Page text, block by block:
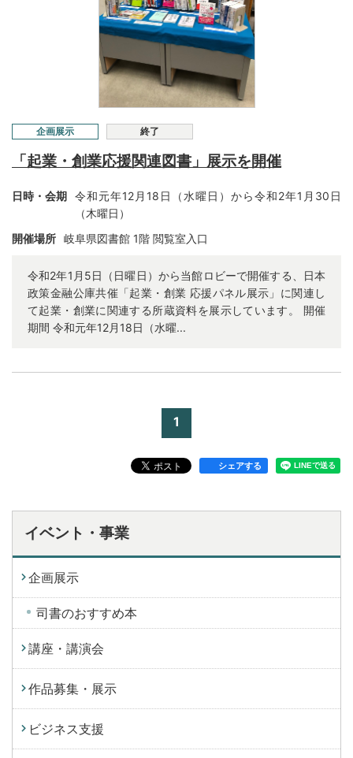
企画展示 終了
「起業・創業応援関連図書」展示を開催
日時・会期 令和元年12月18日（水曜日）から令和2年1月30日
（木曜日）
開催場所 岐阜県図書館 1階 閲覧室入口
令和2年1月5日（日曜日）から当館ロビーで開催する、日本
政策金融公庫共催「起業・創業 応援パネル展示」に関連し
て起業・創業に関連する所蔵資料を展示しています。 開催
期間 令和元年12月18日（水曜...
1
シェアする
イベント・事業
企画展示
司書のおすすめ本
講座・講演会
作品募集・展示
ビジネス支援